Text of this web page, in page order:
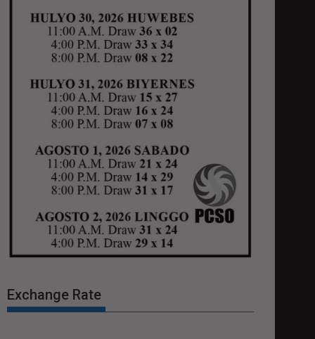
Exchange Rate